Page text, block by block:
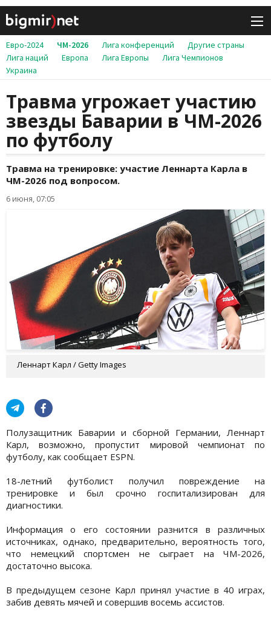
Евро-2024 ЧМ-2026 Лига конференций
Другие страны
Лига наций
Европа Лига Европы
Лига Чемпионов
Украина
Травма угрожает участию
звезды Баварии в ЧМ-2026
по футболу
Травма на тренировке: участие Леннарта Карла в
ЧМ-2026 под вопросом.
6 июня, 07:05
Леннарт Карл / Getty Images
Полузащитник Баварии и сборной Германии, Леннарт
Карл, возможно, пропустит мировой чемпионат по
футболу, как сообщает ESPN.
18-летний футболист получил повреждение на
тренировке и был срочно госпитализирован для
диагностики.
Информация о его состоянии разнится в различных
источниках, однако, предварительно, вероятность того,
что немецкий спортсмен не сыграет на ЧМ-2026,
достаточно высока.
В предыдущем сезоне Карл принял участие в 40 играх,
забив девять мячей и совершив восемь ассистов.